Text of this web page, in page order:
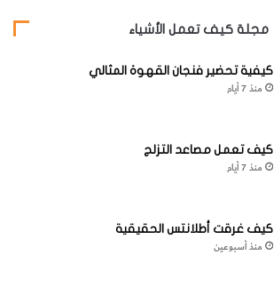
مجلة كيف تعمل الأشياء
كيفية تحضير فنجان القهوة المثالي
منذ 7 أيام
كيف تعمل مصاعد التزلج
منذ 7 أيام
كيف غرقت أطلانتس الحقيقية
منذ أسبوعين